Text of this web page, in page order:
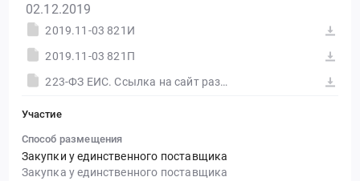
02.12.2019
2019.11-03 821И
2019.11-03 821П
223-ФЗ ЕИС. Ссылка на сайт размещения тендера #30563294959.doc
Участие
Способ размещения
Закупки у единственного поставщика
Закупка у единственного поставщика